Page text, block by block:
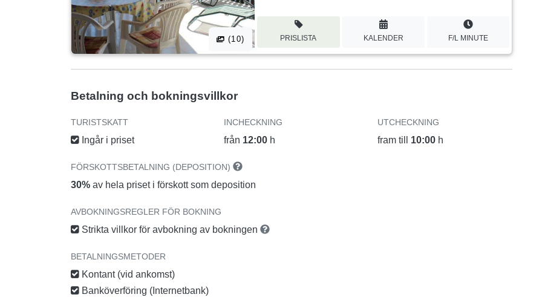
(10) PRISLISTA KALENDER F/L MINUTE
Betalning och bokningsvillkor
TURISTSKATT
Ingår i priset
INCHECKNING
från 12:00 h
UTCHECKNING
fram till 10:00h
FÖRSKOTTSBETALNING (DEPOSITION)
30% av hela priset i förskott som deposition
AVBOKNINGSREGLER FÖR BOKNING
Strikta villkor för avbokning av bokningen
BETALNINGSMETODER
Kontant (vid ankomst)
Banköverföring (Internetbank)